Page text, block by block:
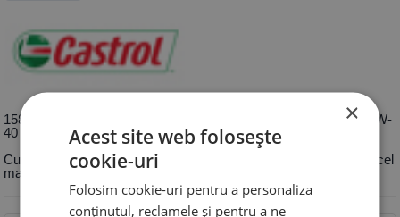
15809F CASTROL | GTX A3/B3 15W-40, 4 X 4 LT GTX A3/B3 15W-
40 ulei original
Cumpara la pret avantajos GTX A3/B3 15W-40, acest produs are cel
mai bun raport calitate pret.
×
Acest site web folosește
cookie-uri
Folosim cookie-uri pentru a personaliza
conținutul, reclamele și pentru a ne